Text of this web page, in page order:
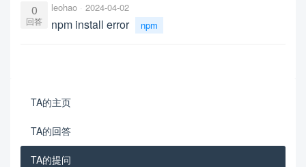
0
回答
leohao 2024-04-02
npm install error npm
TA的主页
TA的回答
TA的提问